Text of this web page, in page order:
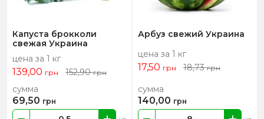
Капуста брокколи
свежая Украина
цена за 1 кг
139,00 грн 152,90грн
сумма
69,50 грн
Арбуз свежий Украина
цена за 1 кг
17,50 грн 18,73грн
сумма
140,00 грн